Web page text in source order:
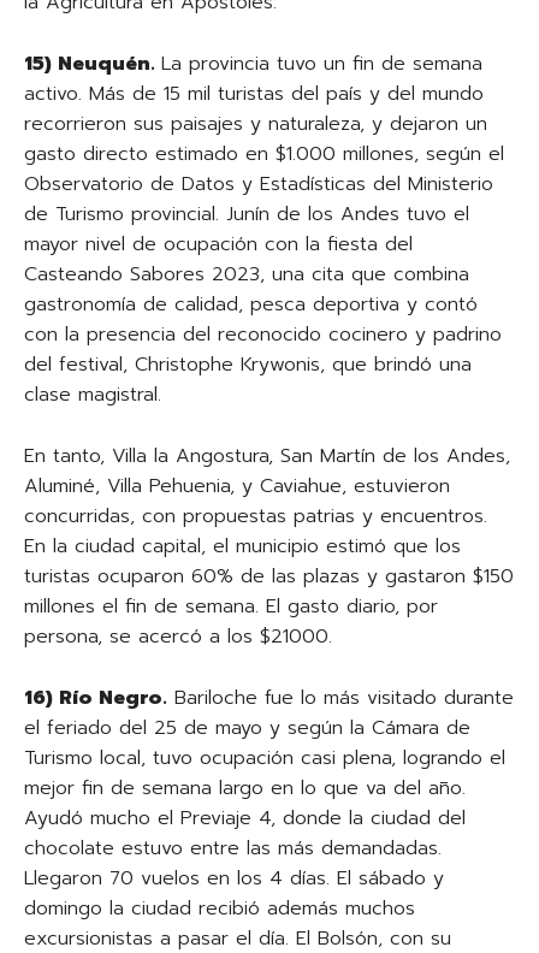
15) Neuquén. La provincia tuvo un fin de semana
activo. Más de 15 mil turistas del país y del mundo
recorrieron sus paisajes y naturaleza, y dejaron un
gasto directo estimado en $1.000 millones, según el
Observatorio de Datos y Estadísticas del Ministerio
de Turismo provincial. Junín de los Andes tuvo el
mayor nivel de ocupación con la fiesta del
Casteando Sabores 2023, una cita que combina
gastronomía de calidad, pesca deportiva y contó
con la presencia del reconocido cocinero y padrino
del festival, Christophe Krywonis, que brindó una
clase magistral.
En tanto, Villa la Angostura, San Martín de los Andes,
Aluminé, Villa Pehuenia, y Caviahue, estuvieron
concurridas, con propuestas patrias y encuentros.
En la ciudad capital, el municipio estimó que los
turistas ocuparon 60% de las plazas y gastaron $150
millones el fin de semana. El gasto diario, por
persona, se acercó a los $21000.
16) Río Negro. Bariloche fue lo más visitado durante
el feriado del 25 de mayo y según la Cámara de
Turismo local, tuvo ocupación casi plena, logrando el
mejor fin de semana largo en lo que va del año.
Ayudó mucho el Previaje 4, donde la ciudad del
chocolate estuvo entre las más demandadas.
Llegaron 70 vuelos en los 4 días. El sábado y
domingo la ciudad recibió además muchos
excursionistas a pasar el día. El Bolsón, con su